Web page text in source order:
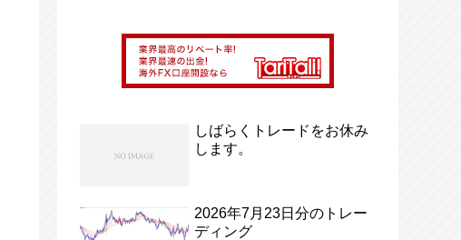
しばらくトレードをお休み
します。
2026年7月23日分のトレー
ディング